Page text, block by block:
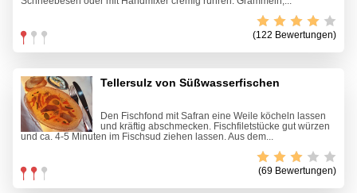
(122 Bewertungen)
Tellersulz von Süßwasserfischen
Den Fischfond mit Safran eine Weile köcheln lassen
und kräftig abschmecken. Fischfiletstücke gut würzen
und ca. 4-5 Minuten im Fischsud ziehen lassen. Aus dem...
(69 Bewertungen)